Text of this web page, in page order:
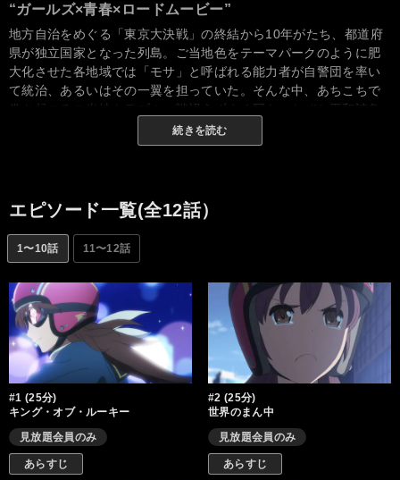
“ガールズ×青春×ロードムービー”
地方自治をめぐる「東京大決戦」の終結から10年がたち、都道府
県が独立国家となった列島。ご当地色をテーマパークのように肥
大化させた各地域では「モサ」と呼ばれる能力者が自警団を率い
て統治、あるいはその一翼を担っていた。そんな中、あちこちで
巻き起こるご当地トラブル。戦禍うずまく国を、なぜか平和請負
人代行（世直し）を務めることになった4人の女の子たちがゆく。
世のため、人助けのため、そして「月明かりの石」を探すため、
続きを読む
エピソード一覧(全12話）
1〜10話 11〜12話
#1 (25分)
キング・オブ・ルーキー
見放題会員のみ
あらすじ
#2 (25分)
世界のまん中
見放題会員のみ
あらすじ